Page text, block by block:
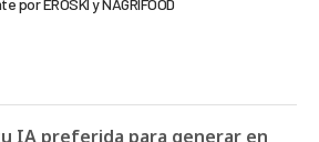
IA preferida para generar en